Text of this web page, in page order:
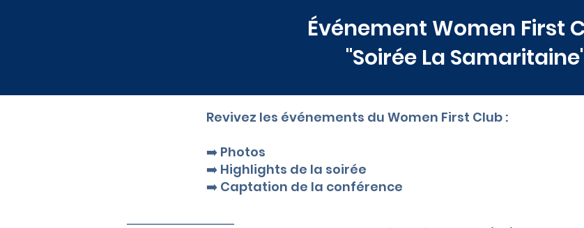
Événement Women First
"Soirée La
​Revivez les événements du Women First Club :
➡️ Photos
➡️ Highlights de la soirée
➡️ Captation de la conférence